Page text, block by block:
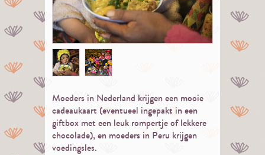
Moeders in Nederland krijgen een mooie
cadeaukaart (eventueel ingepakt in een
giftbox met een leuk rompertje of lekkere
chocolade), en moeders in Peru krijgen
voedingsles.